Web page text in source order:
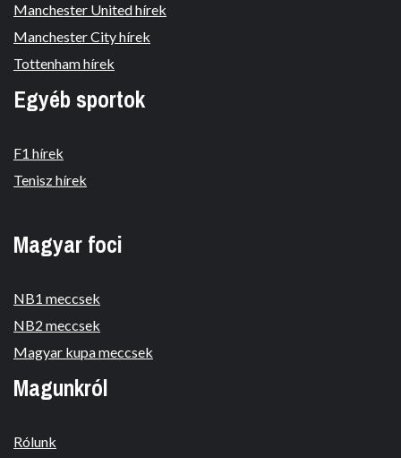
Manchester United hírek
Manchester City hírek
Tottenham hírek
Egyéb sportok
F1 hírek
Tenisz hírek
Magyar foci
NB1 meccsek
NB2 meccsek
Magyar kupa meccsek
Magunkról
Rólunk